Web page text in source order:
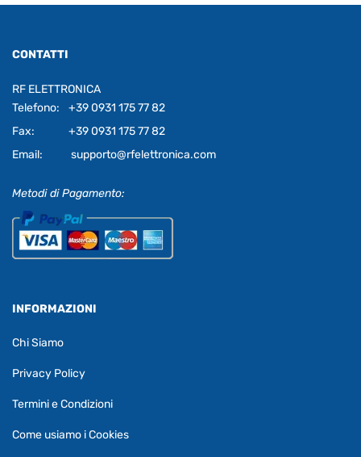
CONTATTI
RF ELETTRONICA
Telefono:
+39 0931 175 77 82
Fax:
+39 0931 175 77 82
Email:
supporto@rfelettronica.com
Metodi di Pagamento:
INFORMAZIONI
Chi Siamo
Privacy Policy
Termini e Condizioni
Come usiamo i Cookies